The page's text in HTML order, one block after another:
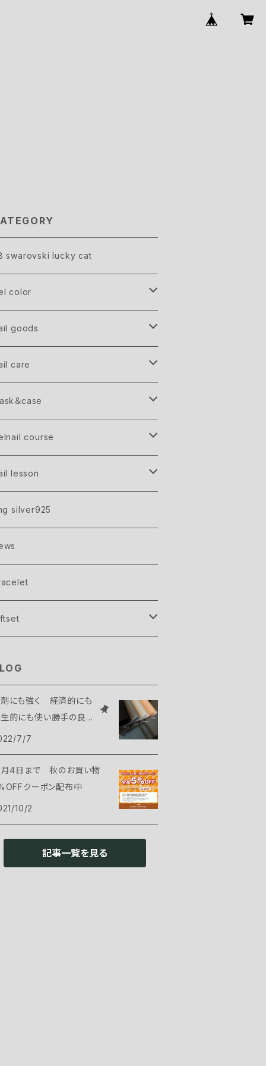
swarovski lucky cat
color
goods
parts
powder
mat
care
＆Body cream
シリーズ
balm
＆case
course
gift ticket
＋gel one color
one color
nail gift ticket
lesson
院で始めるフットジェルネイル講座
silver925
にも強く 経済的にも
的にも使い勝手の良い
コンマット
7/7
月4日まで 秋のお買い物
クーポン配布中
10/2
記事一覧を見る